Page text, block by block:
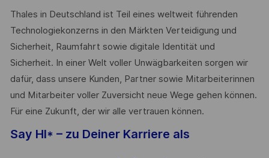
Thales in Deutschland ist Teil eines weltweit führenden
Technologiekonzerns in den Märkten Verteidigung und
Sicherheit, Raumfahrt sowie digitale Identität und
Sicherheit. In einer Welt voller Unwägbarkeiten sorgen wir
dafür, dass unsere Kunden, Partner sowie Mitarbeiterinnen
und Mitarbeiter voller Zuversicht neue Wege gehen können.
Für eine Zukunft, der wir alle vertrauen können.
Say HI* – zu Deiner Karriere als